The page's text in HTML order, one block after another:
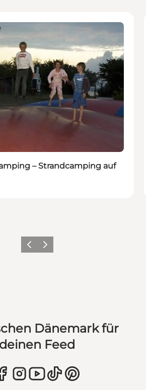
– Strandcamping auf
ZurückWeiter
Dänemark für
deinen Feed